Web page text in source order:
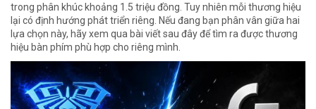
trong phân khúc khoảng 1.5 triệu đồng. Tuy nhiên mỗi thương hiệu
lại có định hướng phát triển riêng. Nếu đang bạn phân vân giữa hai
lựa chọn này, hãy xem qua bài viết sau đây để tìm ra được thương
hiệu bàn phím phù hợp cho riêng mình.